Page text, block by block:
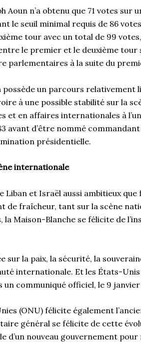
n’a obtenu que 71 votes sur
le seuil minimal requis de 86
tour avec un total de 99
le premier et le deuxième tour
parlementaires à la suite du
un parcours relativement
à une possible stabilité sur la
et en affaires internationales à
avant d’être nommé
présidentielle.
internationale
Liban et Israël aussi ambitieux que
de fraîcheur, tant sur la scène
Maison-Blanche se félicite de
sur la paix, la sécurité, la
internationale. Et les États-
un communiqué officiel, le 9
(ONU) félicite également
général se félicite de cette
d’un nouveau gouvernement